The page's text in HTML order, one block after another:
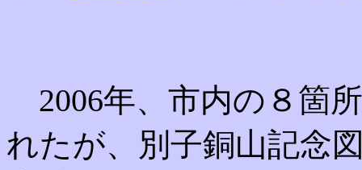
2006年、市内の８箇
れたが、別子銅山記念